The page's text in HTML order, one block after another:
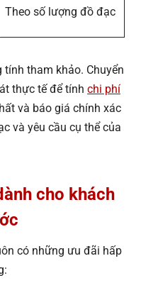
Theo số lượng đồ đạc
tham khảo. Chuyển
thực tế để tính chi phí
và báo giá chính xác
và yêu cầu cụ thể của
cho khách
có những ưu đãi hấp